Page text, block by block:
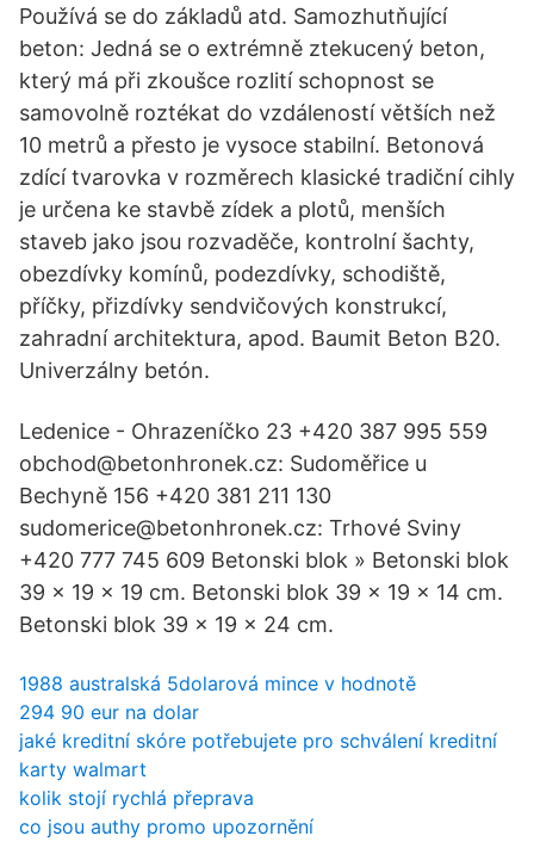
Používá se do základů atd. Samozhutňující
beton: Jedná se o extrémně ztekucený beton,
který má při zkoušce rozlití schopnost se
samovolně roztékat do vzdáleností větších než
10 metrů a přesto je vysoce stabilní. Betonová
zdící tvarovka v rozměrech klasické tradiční cihly
je určena ke stavbě zídek a plotů, menších
staveb jako jsou rozvaděče, kontrolní šachty,
obezdívky komínů, podezdívky, schodiště,
příčky, přizdívky sendvičových konstrukcí,
zahradní architektura, apod. Baumit Beton B20.
Univerzálny betón.
Ledenice - Ohrazeníčko 23 +420 387 995 559
obchod@betonhronek.cz: Sudoměřice u
Bechyně 156 +420 381 211 130
sudomerice@betonhronek.cz: Trhové Sviny
+420 777 745 609 Betonski blok » Betonski blok
39 x 19 x 19 cm. Betonski blok 39 x 19 x 14 cm.
Betonski blok 39 x 19 x 24 cm.
1988 australská 5dolarová mince v hodnotě
294 90 eur na dolar
jaké kreditní skóre potřebujete pro schválení kreditní
karty walmart
kolik stojí rychlá přeprava
co jsou authy promo upozornění